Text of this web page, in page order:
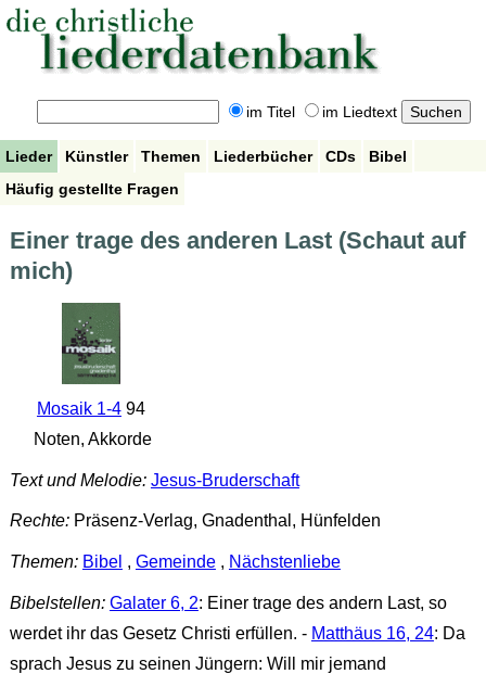
im Titel im Liedtext
Lieder Künstler Themen Liederbücher CDs
Bibel
Häufig gestellte Fragen
Einer trage des anderen Last (Schaut auf
mich)
Mosaik 1-494
Noten, Akkorde
Text und Melodie: Jesus-Bruderschaft
Rechte:Präsenz-Verlag, Gnadenthal, Hünfelden
Themen: Bibel , Gemeinde, Nächstenliebe
Bibelstellen: Galater 6, 2: Einer trage des andern Last, so
werdet ihr das Gesetz Christi erfüllen. - Matthäus 16, 24: Da
sprach Jesus zu seinen Jüngern: Will mir jemand